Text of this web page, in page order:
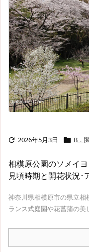
 2026年5月3日  B．
相模原公園のソメイ
見頃時期と開花状況･
神奈川県相模原市の県立
ランス式庭園や花菖蒲の美